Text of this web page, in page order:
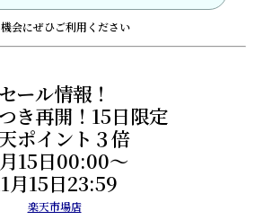
会にぜひご利用ください
セール情報！
き再開！15日限定
ポイント３倍
15日00:00～
月15日23:59
楽天市場店